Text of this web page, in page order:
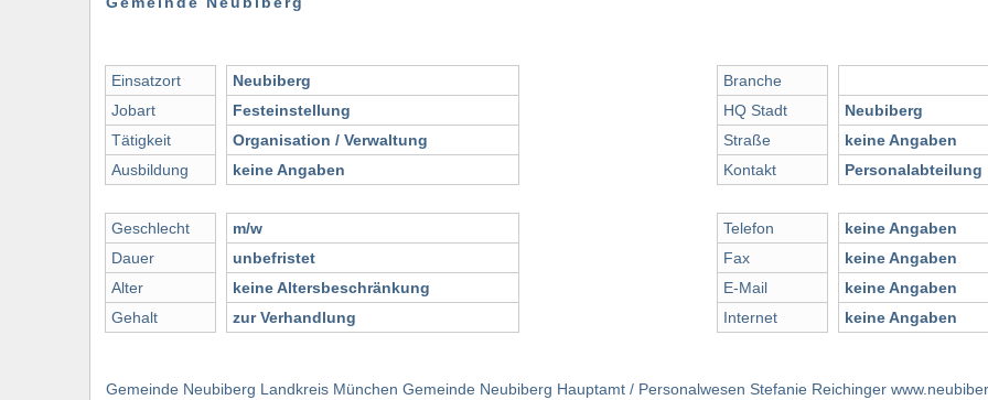
Einsatzort
Jobart
Tätigkeit
Ausbildung
Geschlecht
Dauer
Alter
Gehalt
Neubiberg
Festeinstellung
Organisation / Verwaltung
keine Angaben
m/w
unbefristet
keine Altersbeschränkung
zur Verhandlung
Branche
HQ Stadt
Straße
Kontakt
Telefon
Fax
E-Mail
Internet
Neubiberg
keine Angaben
Personalabteilung
keine Angaben
keine Angaben
keine Angaben
keine Angaben
Gemeinde Neubiberg Landkreis München Gemeinde Neubiberg Hauptamt / Personalwesen Stefanie Reichinger